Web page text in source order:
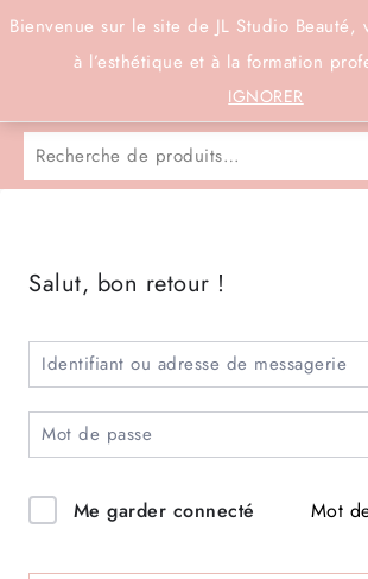
Bienvenue sur le site de JL Studio Beauté,
à l’esthétique et à la formation
IGNORER
Salut, bon retour !
Me garder connecté Mot